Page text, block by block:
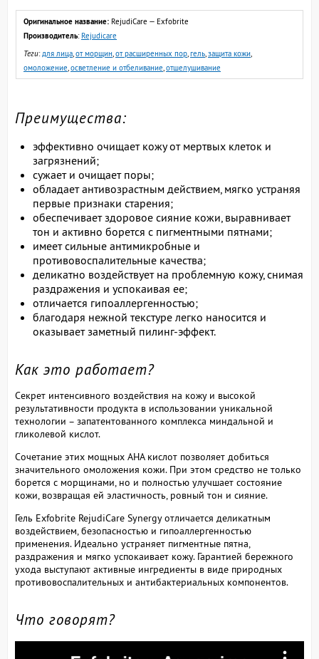
Оригинальное название: RejudiCare — Exfobrite
Производитель: Rejudicare
Теги:для лица,от морщин,от расширенных пор,гель,защита кожи,
омоложение,осветление и отбеливание,отшелушивание
Преимущества:
эффективно очищает кожу от мертвых клеток и
загрязнений;
сужает и очищает поры;
обладает антивозрастным действием, мягко устраняя
первые признаки старения;
обеспечивает здоровое сияние кожи, выравнивает
тон и активно борется с пигментными пятнами;
имеет сильные антимикробные и
противовоспалительные качества;
деликатно воздействует на проблемную кожу, снимая
раздражения и успокаивая ее;
отличается гипоаллергенностью;
благодаря нежной текстуре легко наносится и
оказывает заметный пилинг-эффект.
Как это работает?
Секрет интенсивного воздействия на кожу и высокой
результативности продукта в использовании уникальной
технологии – запатентованного комплекса миндальной и
гликолевой кислот.
Сочетание этих мощных АНА кислот позволяет добиться
значительного омоложения кожи. При этом средство не только
борется с морщинами, но и полностью улучшает состояние
кожи, возвращая ей эластичность, ровный тон и сияние.
Гель Exfobrite RejudiCare Synergy отличается деликатным
воздействием, безопасностью и гипоаллергенностью
применения. Идеально устраняет пигментные пятна,
раздражения и мягко успокаивает кожу. Гарантией бережного
ухода выступают активные ингредиенты в виде природных
противовоспалительных и антибактериальных компонентов.
Что говорят?